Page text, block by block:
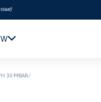
)
Navigatie & Elektronica
H 30 MBAR/